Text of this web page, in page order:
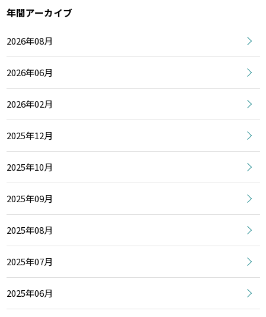
年間アーカイブ
2026年08月
2026年06月
2026年02月
2025年12月
2025年10月
2025年09月
2025年08月
2025年07月
2025年06月